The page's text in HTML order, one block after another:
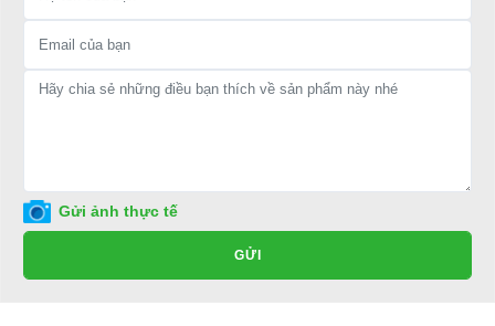
LIÊN HỆ CÔNG TY:
Đại Cường
E-mail: phuhuynhkd@gmail.com
Gửi ảnh thực tế
GỬI